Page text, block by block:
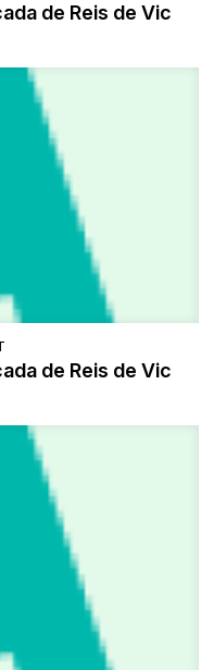
de Reis de Vic
de Reis de Vic